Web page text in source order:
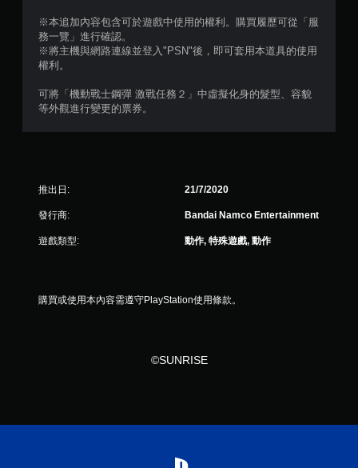
1
則
※本追加內容包含可於遊戲中使用的權利。購買履歷可從「服
務一覽」進行確認。
※將主機與網路連線並登入"PSN"後，即可套用本道具的使用
權利。
可將「機動戰士鋼彈 激戰任務２」中虛擬化身的髮型、容貌
等外觀進行變更的票券。
推出日: 21/7/2020
發行商: Bandai Namco Entertainment
遊戲類型: 動作, 特殊遊戲, 動作
購買或使用本內容需遵守PlayStation使用條款。
©SUNRISE